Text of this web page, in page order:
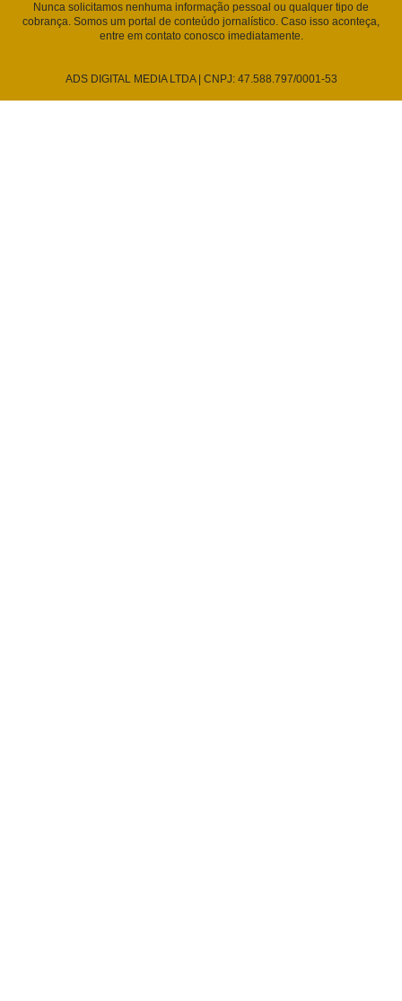
Nunca solicitamos nenhuma informação pessoal ou qualquer tipo de
cobrança. Somos um portal de conteúdo jornalístico. Caso isso aconteça,
entre em contato conosco imediatamente.
ADS DIGITAL MEDIA LTDA | CNPJ: 47.588.797/0001-53